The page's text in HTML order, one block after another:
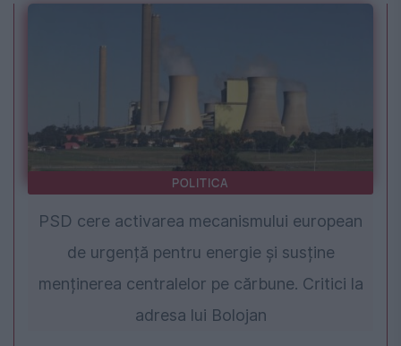
POLITICA
PSD cere activarea mecanismului european
de urgență pentru energie și susține
menținerea centralelor pe cărbune. Critici la
adresa lui Bolojan